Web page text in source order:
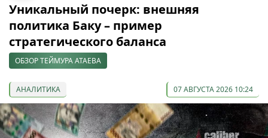
Уникальный почерк: внешняя
политика Баку – пример
стратегического баланса
ОБЗОР ТЕЙМУРА АТАЕВА
АНАЛИТИКА 07 АВГУСТА 2026 10:24